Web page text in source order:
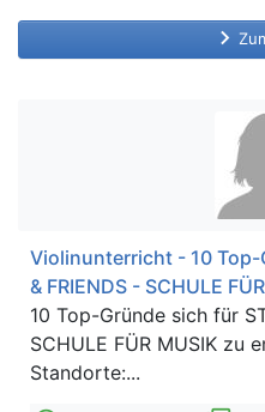
keyboard_arrow_right
Violinunterricht - 10 Top-
& FRIENDS - SCHULE
10 Top-Gründe sich für
SCHULE FÜR MUSIK zu
Standorte:...